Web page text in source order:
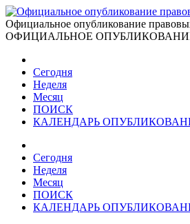
Официальное опубликование
ОФИЦИАЛЬНОЕ
Сегодня
Неделя
Месяц
ПОИСК
КАЛЕНДАРЬ
Сегодня
Неделя
Месяц
ПОИСК
КАЛЕНДАРЬ